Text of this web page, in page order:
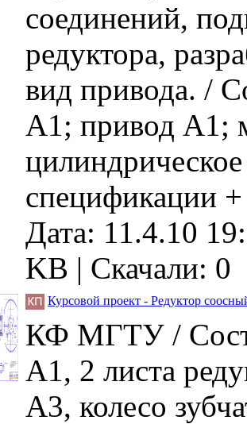
соединений,
редуктора,
вид привода. /
А1; привод А1;
спецификации
Дата: 11.4.10
KB | Скачали: 0
Курсовой проект - Редуктор
КФ МГТУ /
А1, 2 листа
А3, колесо